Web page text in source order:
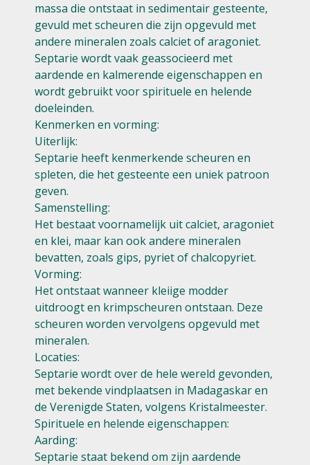
massa die ontstaat in sedimentair gesteente,
gevuld met scheuren die zijn opgevuld met
andere mineralen zoals calciet of aragoniet.
Septarie wordt vaak geassocieerd met
aardende en kalmerende eigenschappen en
wordt gebruikt voor spirituele en helende
doeleinden.
Kenmerken en vorming:
Uiterlijk:
Septarie heeft kenmerkende scheuren en
spleten, die het gesteente een uniek patroon
geven.
Samenstelling:
Het bestaat voornamelijk uit calciet, aragoniet
en klei, maar kan ook andere mineralen
bevatten, zoals gips, pyriet of chalcopyriet.
Vorming:
Het ontstaat wanneer kleiige modder
uitdroogt en krimpscheuren ontstaan. Deze
scheuren worden vervolgens opgevuld met
mineralen.
Locaties:
Septarie wordt over de hele wereld gevonden,
met bekende vindplaatsen in Madagaskar en
de Verenigde Staten, volgens Kristalmeester.
Spirituele en helende eigenschappen:
Aarding:
Septarie staat bekend om zijn aardende